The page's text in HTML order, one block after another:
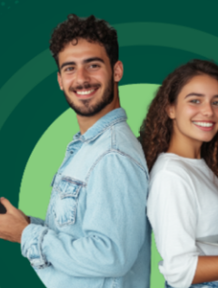
בגוף ראשון - עדה נגרי